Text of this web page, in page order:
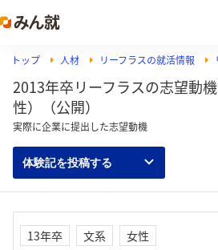
トップ 人材 リーフラスの就活情報
2013年卒リーフラスの志望動
性）（公開）
実際に企業に提出した志望動機
体験記を投稿する
13年卒 文系
女性